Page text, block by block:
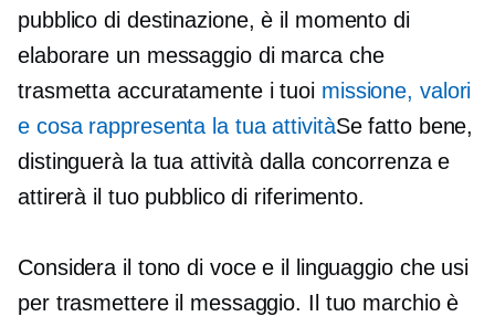
pubblico di destinazione, è il momento di
elaborare un messaggio di marca che
trasmetta accuratamente i tuoi missione, valori
e cosa rappresenta la tua attivitàSe fatto bene,
distinguerà la tua attività dalla concorrenza e
attirerà il tuo pubblico di riferimento.
Considera il tono di voce e il linguaggio che usi
per trasmettere il messaggio. Il tuo marchio è